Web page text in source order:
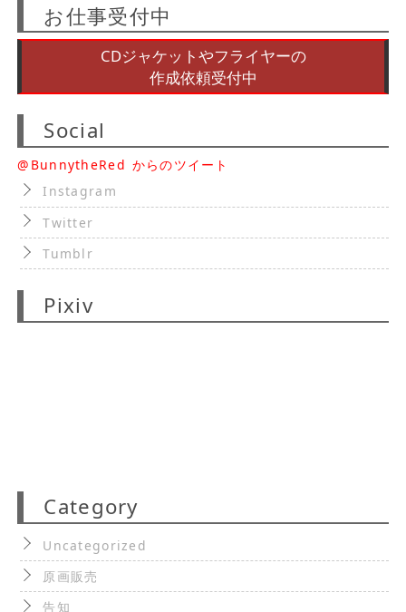
お仕事受付中
CDジャケットやフライヤーの
作成依頼受付中
Social
@BunnytheRed からのツイート
Instagram
Twitter
Tumblr
Pixiv
Category
Uncategorized
原画販売
告知